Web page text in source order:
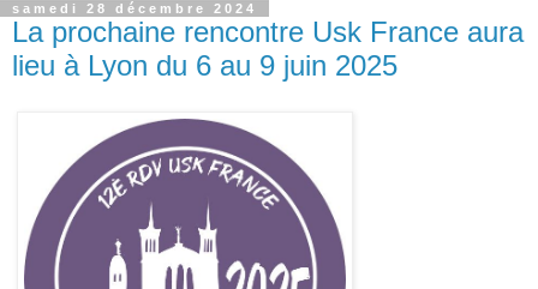
samedi 28 décembre 2024
La prochaine rencontre Usk France aura
lieu à Lyon du 6 au 9 juin 2025